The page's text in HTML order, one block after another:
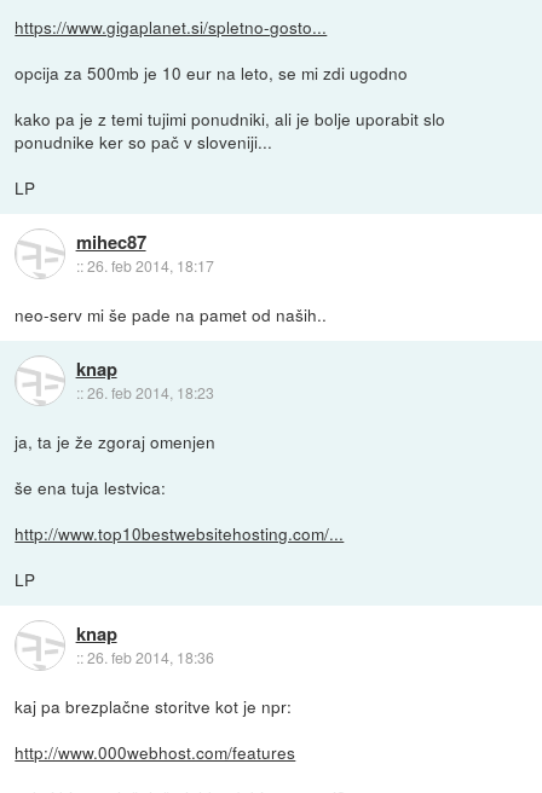
https://www.gigaplanet.si/spletno-gosto...
opcija za 500mb je 10 eur na leto, se mi zdi ugodno
kako pa je z temi tujimi ponudniki, ali je bolje uporabit slo
ponudnike ker so pač v sloveniji...
LP
mihec87
::26. feb 2014, 18:17
neo-serv mi še pade na pamet od naših..
knap
::26. feb 2014, 18:23
ja, ta je že zgoraj omenjen
še ena tuja lestvica:
http://www.top10bestwebsitehosting.com/...
LP
knap
::26. feb 2014, 18:36
kaj pa brezplačne storitve kot je npr:
http://www.000webhost.com/features